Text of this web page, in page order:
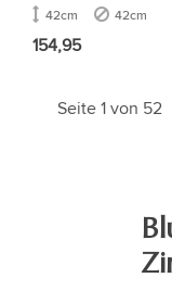
42cm 42cm
154,95
Seite 1 von 52